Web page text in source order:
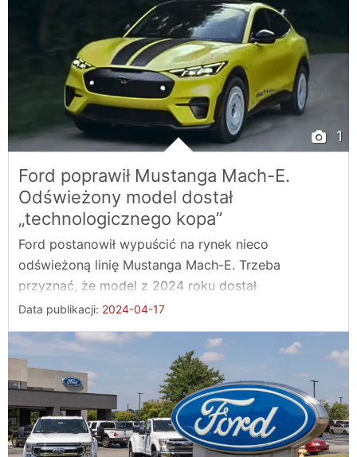
1
Ford poprawił Mustanga Mach-E.
Odświeżony model dostał
„technologicznego kopa”
Ford postanowił wypuścić na rynek nieco
odświeżoną linię Mustanga Mach-E. Trzeba
przyznać, że model z 2024 roku dostał
„technologicznego ...
Data publikacji: 2024-04-17